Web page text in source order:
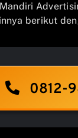
berikut
0812-